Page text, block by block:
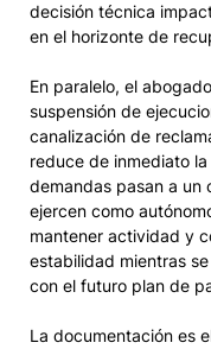
decisión técnica
en el horizonte de
En paralelo, el
suspensión de
canalización de
reduce de inmediato
demandas pasan a un
ejercen como
mantener actividad y
estabilidad mientras
con el futuro plan de
La documentación es